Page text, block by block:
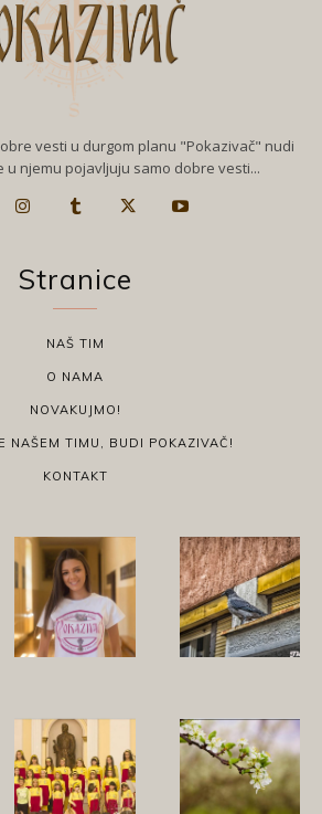
vesti u durgom planu "Pokazivač" nudi
u njemu pojavljuju samo dobre vesti...
Stranice
NAŠ TIM
O NAMA
NOVAKUJMO!
NAŠEM TIMU, BUDI POKAZIVAČ!
KONTAKT